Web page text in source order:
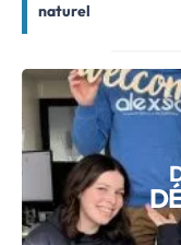
naturel